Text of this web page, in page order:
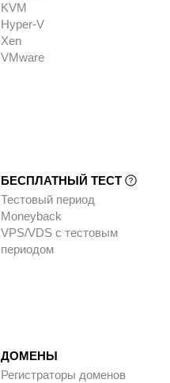
KVM
Hyper-V
Xen
VMware
БЕСПЛАТНЫЙ ТЕСТ
Тестовый период
Moneyback
VPS/VDS с тестовым
периодом
ДОМЕНЫ
Регистраторы доменов